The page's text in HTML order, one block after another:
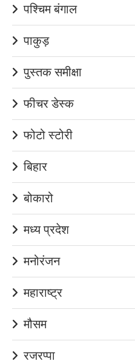
पश्चिम बंगाल
पाकुड़
पुस्तक समीक्षा
फीचर डेस्क
फोटो स्टोरी
बिहार
बोकारो
मध्य प्रदेश
मनोरंजन
महाराष्ट्र
मौसम
रजरप्पा